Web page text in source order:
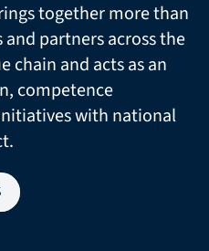
together more than
partners across the
chain and acts as an
competence
with national